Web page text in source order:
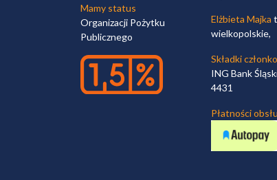
Mamy status
Organizacji Pożytku
Publicznego
Elżbieta Majka
wielkopolskie,
Składki
ING Bank
4431
Płatności